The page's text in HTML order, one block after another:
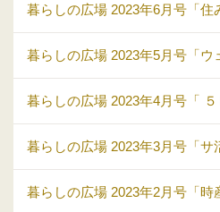
暮らしの広場 2023年6月号「住
暮らしの広場 2023年5月号「ウ
暮らしの広場 2023年4月号「 ５
暮らしの広場 2023年3月号「サ
暮らしの広場 2023年2月号「時